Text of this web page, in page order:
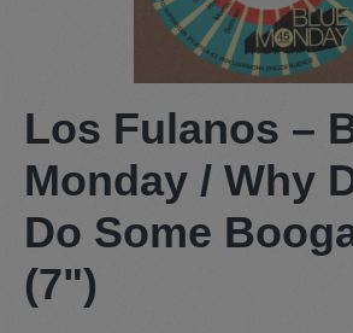
Los Fulanos –
Monday / Why
Do Some
(7")